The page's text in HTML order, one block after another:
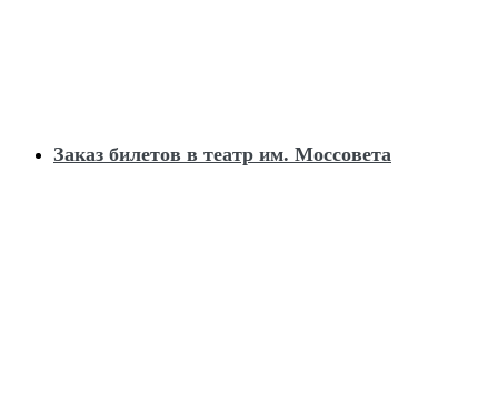
Заказ билетов в театр им. Моссовета